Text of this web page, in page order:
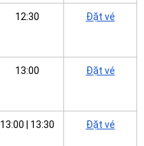
12:30 Đặt vé
13:00 Đặt vé
13:00 | 13:30 Đặt vé